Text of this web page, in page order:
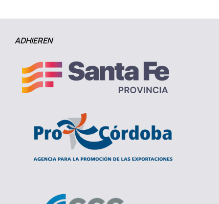
ADHIEREN